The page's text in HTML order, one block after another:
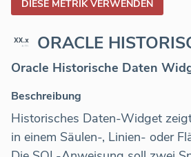
DIESE METRIK VERWENDEN
ORACLE
Oracle Historische Daten
Beschreibung
Historisches Daten-Widget
in einem Säulen-, Linien- oder